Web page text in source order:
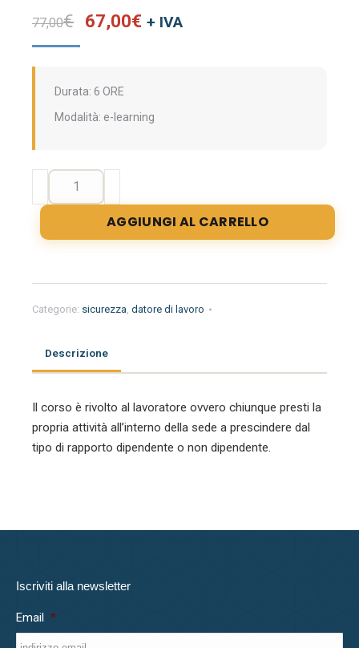
77,00€ Il
era:
77,00€.
67,00€ Il
67,00€.
+ IVA
Durata: 6 ORE
Modalità: e-learning
Aggiornamento
Lavoratori
(rischio
basso-
-
AGGIUNGI AL CARRELLO
Categorie: sicurezza, datore di lavoro
Descrizione
Il corso è rivolto al lavoratore ovvero chiunque presti la
propria attività all’interno della sede a prescindere dal
tipo di rapporto dipendente o non dipendente.
Iscriviti alla newsletter
Email *